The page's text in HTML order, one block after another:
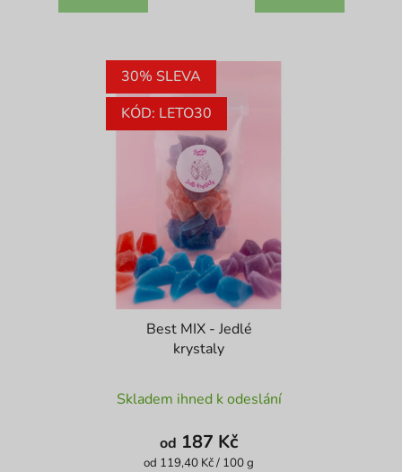
30% SLEVA
KÓD: LETO30
Best MIX - Jedlé
krystaly
hodnocení
produktu
je
Skladem ihned k odeslání
od 187 Kč
Měrná
od 119,40 Kč / 100 g